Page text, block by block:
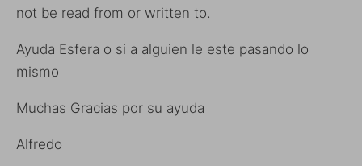
not be read from or written to.
Ayuda Esfera o si a alguien le este pasando lo
mismo
Muchas Gracias por su ayuda
Alfredo